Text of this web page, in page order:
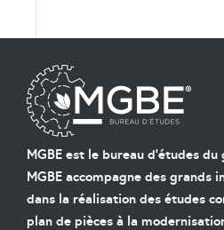
MGBE est le bureau d'études du
MGBE accompagne des grands
dans la réalisation des études
plan de pièces à la